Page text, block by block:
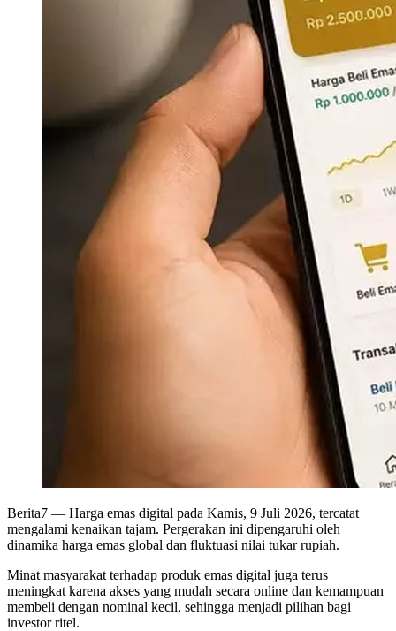
Berita7 — Harga emas digital pada Kamis, 9 Juli 2026, tercatat
mengalami kenaikan tajam. Pergerakan ini dipengaruhi oleh
dinamika harga emas global dan fluktuasi nilai tukar rupiah.
Minat masyarakat terhadap produk emas digital juga terus
meningkat karena akses yang mudah secara online dan kemampuan
membeli dengan nominal kecil, sehingga menjadi pilihan bagi
investor ritel.